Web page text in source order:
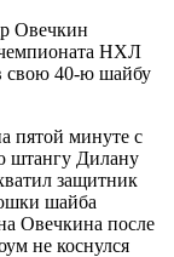
Овечкин
чемпионата НХЛ
свою 40-ю шайбу
пятой минуте с
штангу Дилану
защитник
шайба
Овечкина после
не коснулся